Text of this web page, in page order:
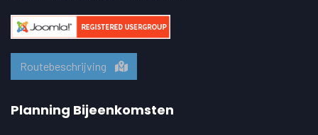
Routebeschrijving
Planning Bijeenkomsten